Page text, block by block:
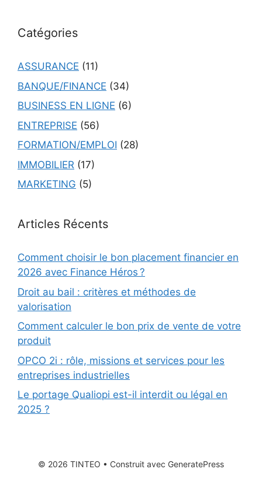
Catégories
ASSURANCE (11)
BANQUE/FINANCE (34)
BUSINESS EN LIGNE (6)
ENTREPRISE (56)
FORMATION/EMPLOI (28)
IMMOBILIER (17)
MARKETING (5)
Articles Récents
Comment choisir le bon placement financier en
2026 avec Finance Héros ?
Droit au bail : critères et méthodes de
valorisation
Comment calculer le bon prix de vente de votre
produit
OPCO 2i : rôle, missions et services pour les
entreprises industrielles
Le portage Qualiopi est-il interdit ou légal en
2025 ?
© 2026 TINTEO • Construit avec GeneratePress